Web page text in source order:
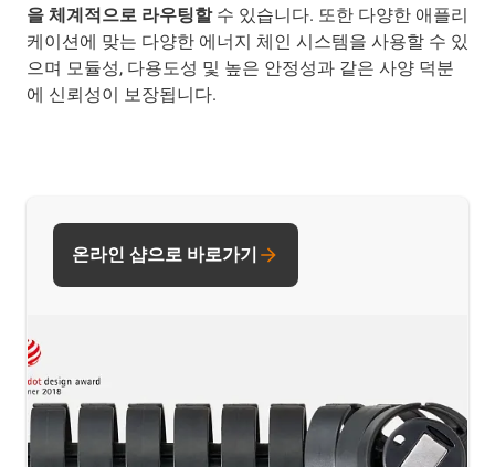
을 체계적으로 라우팅할수 있습니다. 또한 다양한 애플리
케이션에 맞는 다양한 에너지 체인 시스템을 사용할 수 있
으며 모듈성, 다용도성 및 높은 안정성과 같은 사양 덕분
에 신뢰성이 보장됩니다.
온라인 샵으로 바로가기